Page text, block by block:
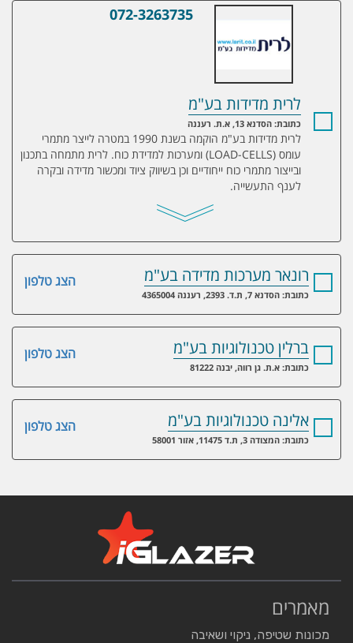
לרית מדידות בע"מ
072-3263735
לרית מדידות בע"מ
כתובת: הסדנא 13, א.ת. רעננה
לרית מדידות בע"מ הוקמה בשנת 1990 במטרה לייצר מתמרי
עומס (LOAD-CELLS) ומערכות למדידת כוח. לרית מתמחה בתכנון
ובייצור מתמרי כוח ייחודיים וכן בשיווק ציוד ומכשור מדידה ובקרה
לענף התעשייה.
הצג טלפון רונאר מערכות מדידה בע"מ
כתובת: הסדנא 7, ת.ד. 2393, רעננה 4365004
הצג טלפון ברלין טכנולוגיות בע"מ
כתובת: א.ת. גן רווה, יבנה 81222
הצג טלפון אלינה טכנולוגיות בע"מ
כתובת: המצודה 3, ת.ד 11475, אזור 58001
מאמרים
מכונות שטיפה, ניקוי ושאיבה